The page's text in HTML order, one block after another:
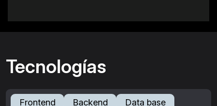
Tecnologías
Frontend Backend
Data base